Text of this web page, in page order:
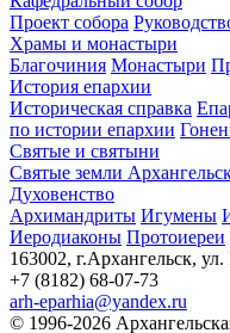
Проект собора
Храмы и монастыри
Благочиния Монастыри
История епархии
Историческая справка
по истории епархии
Святые и святыни
Святые земли
Духовенство
Архимандриты Игумены
Иеродиаконы Протоиереи
163002, г.Архангельск,
+7 (8182) 68-07-73
arh-eparhia@yandex.ru
© 1996-2026